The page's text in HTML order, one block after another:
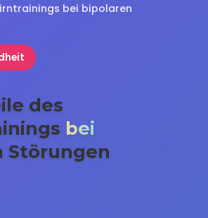
bei bipolaren
des
bei
Störungen